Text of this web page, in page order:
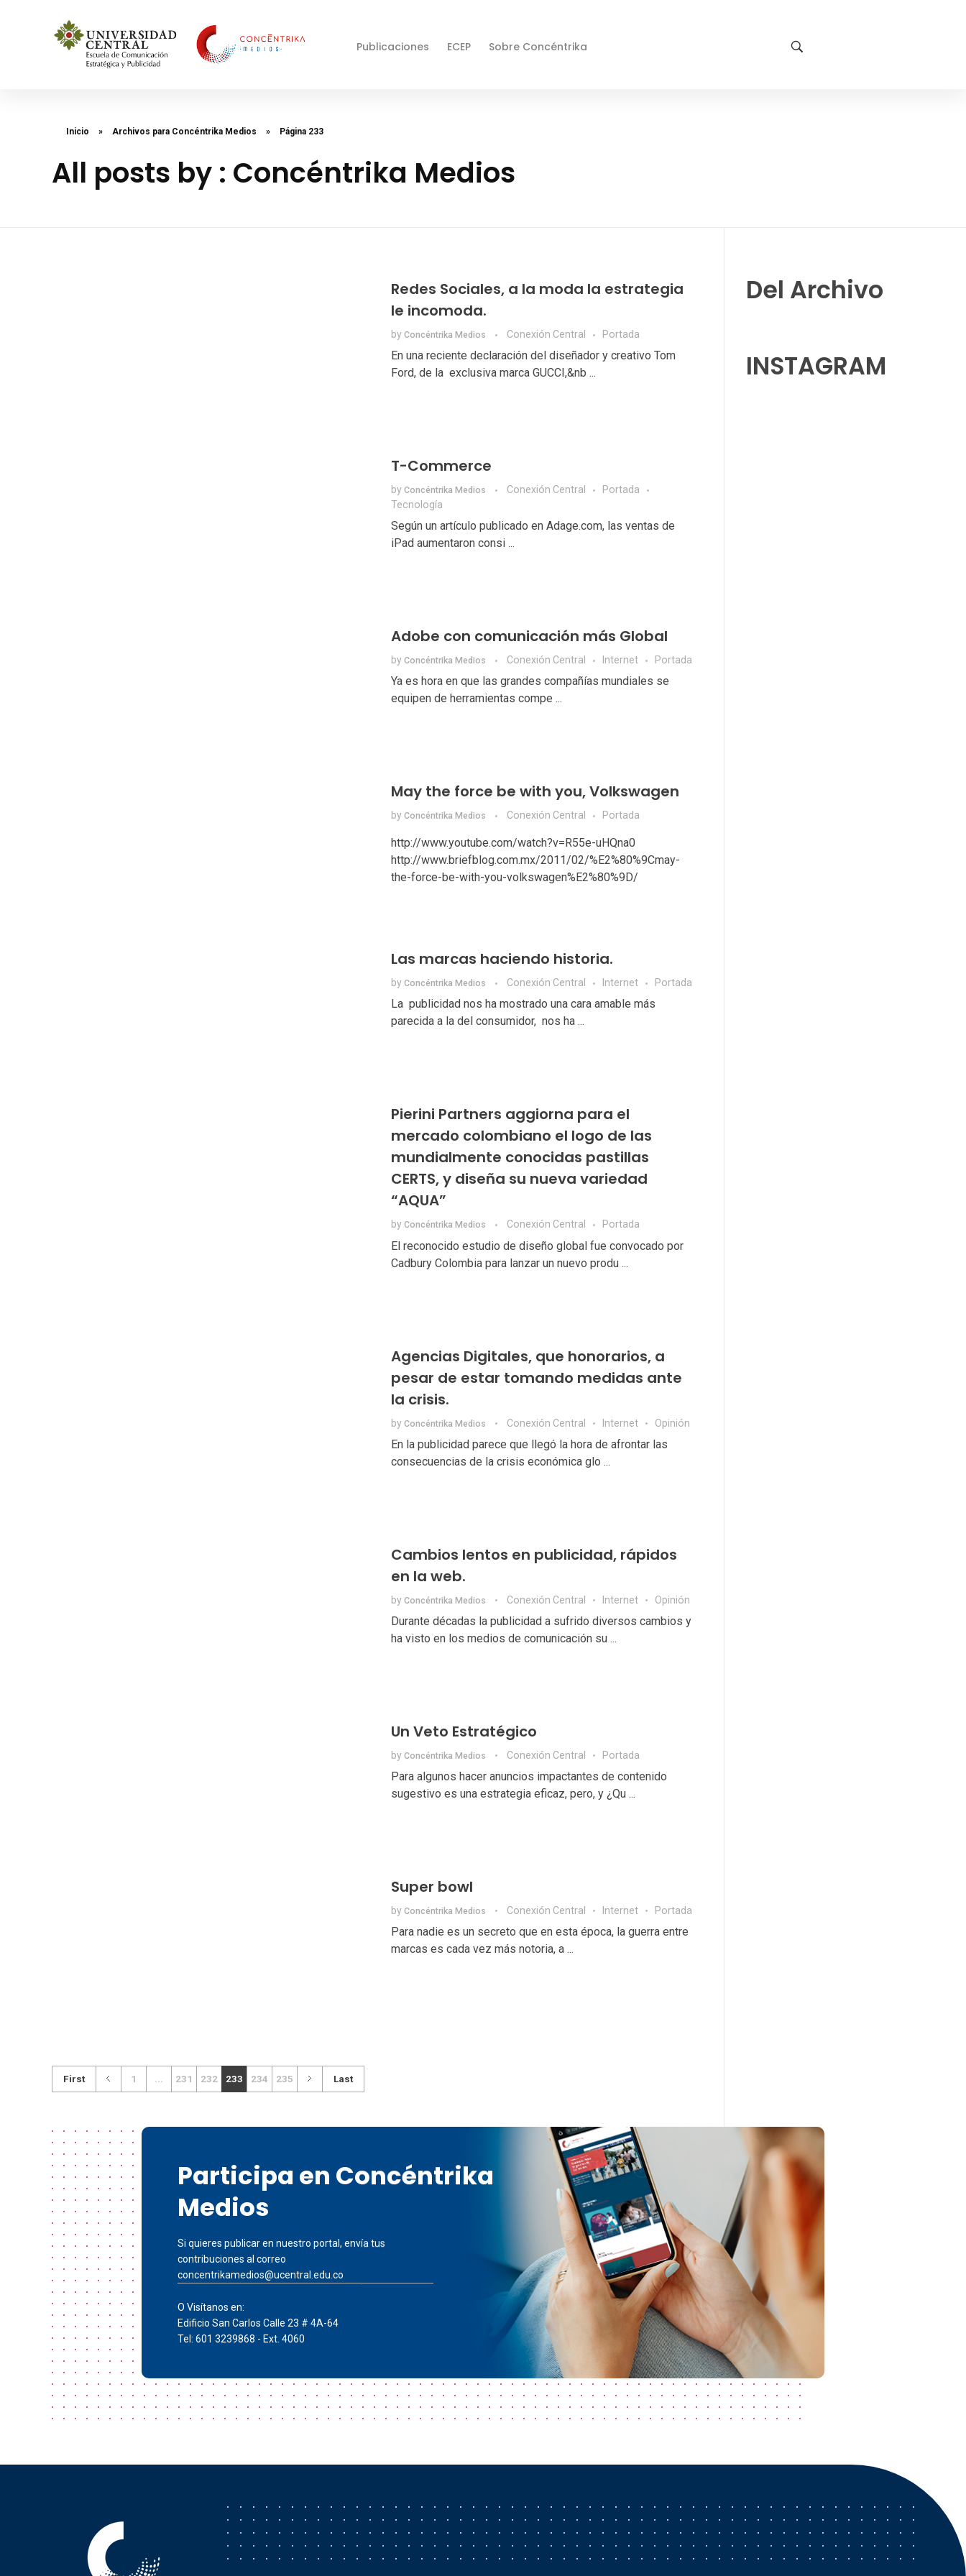
Publicaciones ECEP Sobre Concéntrika
Inicio » Archivos para Concéntrika Medios » Página 233
All posts by : Concéntrika Medios
Redes Sociales, a la moda la estrategia
le incomoda.
by Concéntrika Medios Conexión Central Portada
En una reciente declaración del diseñador y creativo Tom
Ford, de la exclusiva marca GUCCI,&nb ...
T-Commerce
by Concéntrika Medios Conexión Central
Portada
Tecnologí­a
Según un artículo publicado en Adage.com, las ventas de
iPad aumentaron consi ...
Adobe con comunicación más Global
by Concéntrika Medios Conexión Central Internet Portada
Ya es hora en que las grandes compañías mundiales se
equipen de herramientas compe ...
May the force be with you, Volkswagen
by Concéntrika Medios Conexión Central Portada
http://www.youtube.com/watch?v=R55e-uHQna0
http://www.briefblog.com.mx/2011/02/%E2%80%9Cmay-
the-force-be-with-you-volkswagen%E2%80%9D/
Las marcas haciendo historia.
by Concéntrika Medios Conexión Central Internet Portada
La publicidad nos ha mostrado una cara amable más
parecida a la del consumidor, nos ha ...
Pierini Partners aggiorna para el
mercado colombiano el logo de las
mundialmente conocidas pastillas
CERTS, y diseña su nueva variedad
“AQUA”
by Concéntrika Medios Conexión Central Portada
El reconocido estudio de diseño global fue convocado por
Cadbury Colombia para lanzar un nuevo produ ...
Agencias Digitales, que honorarios, a
pesar de estar tomando medidas ante
la crisis.
by Concéntrika Medios Conexión Central Internet Opinión
En la publicidad parece que llegó la hora de afrontar las
consecuencias de la crisis económica glo ...
Cambios lentos en publicidad, rápidos
en la web.
by Concéntrika Medios Conexión Central Internet Opinión
Durante décadas la publicidad a sufrido diversos cambios y
ha visto en los medios de comunicación su ...
Un Veto Estratégico
by Concéntrika Medios Conexión Central Portada
Para algunos hacer anuncios impactantes de contenido
sugestivo es una estrategia eficaz, pero, y ¿Qu ...
Super bowl
by Concéntrika Medios Conexión Central Internet Portada
Para nadie es un secreto que en esta época, la guerra entre
marcas es cada vez más notoria, a ...
First 1 231 232 233 234 235 Last
Del Archivo
INSTAGRAM
Participa en Concéntrika
Medios
Si quieres publicar en nuestro portal, envía tus
contribuciones al correo
concentrikamedios@ucentral.edu.co
O Visítanos en:
Edificio San Carlos Calle 23 # 4A-64
Tel: 601 3239868 - Ext. 4060